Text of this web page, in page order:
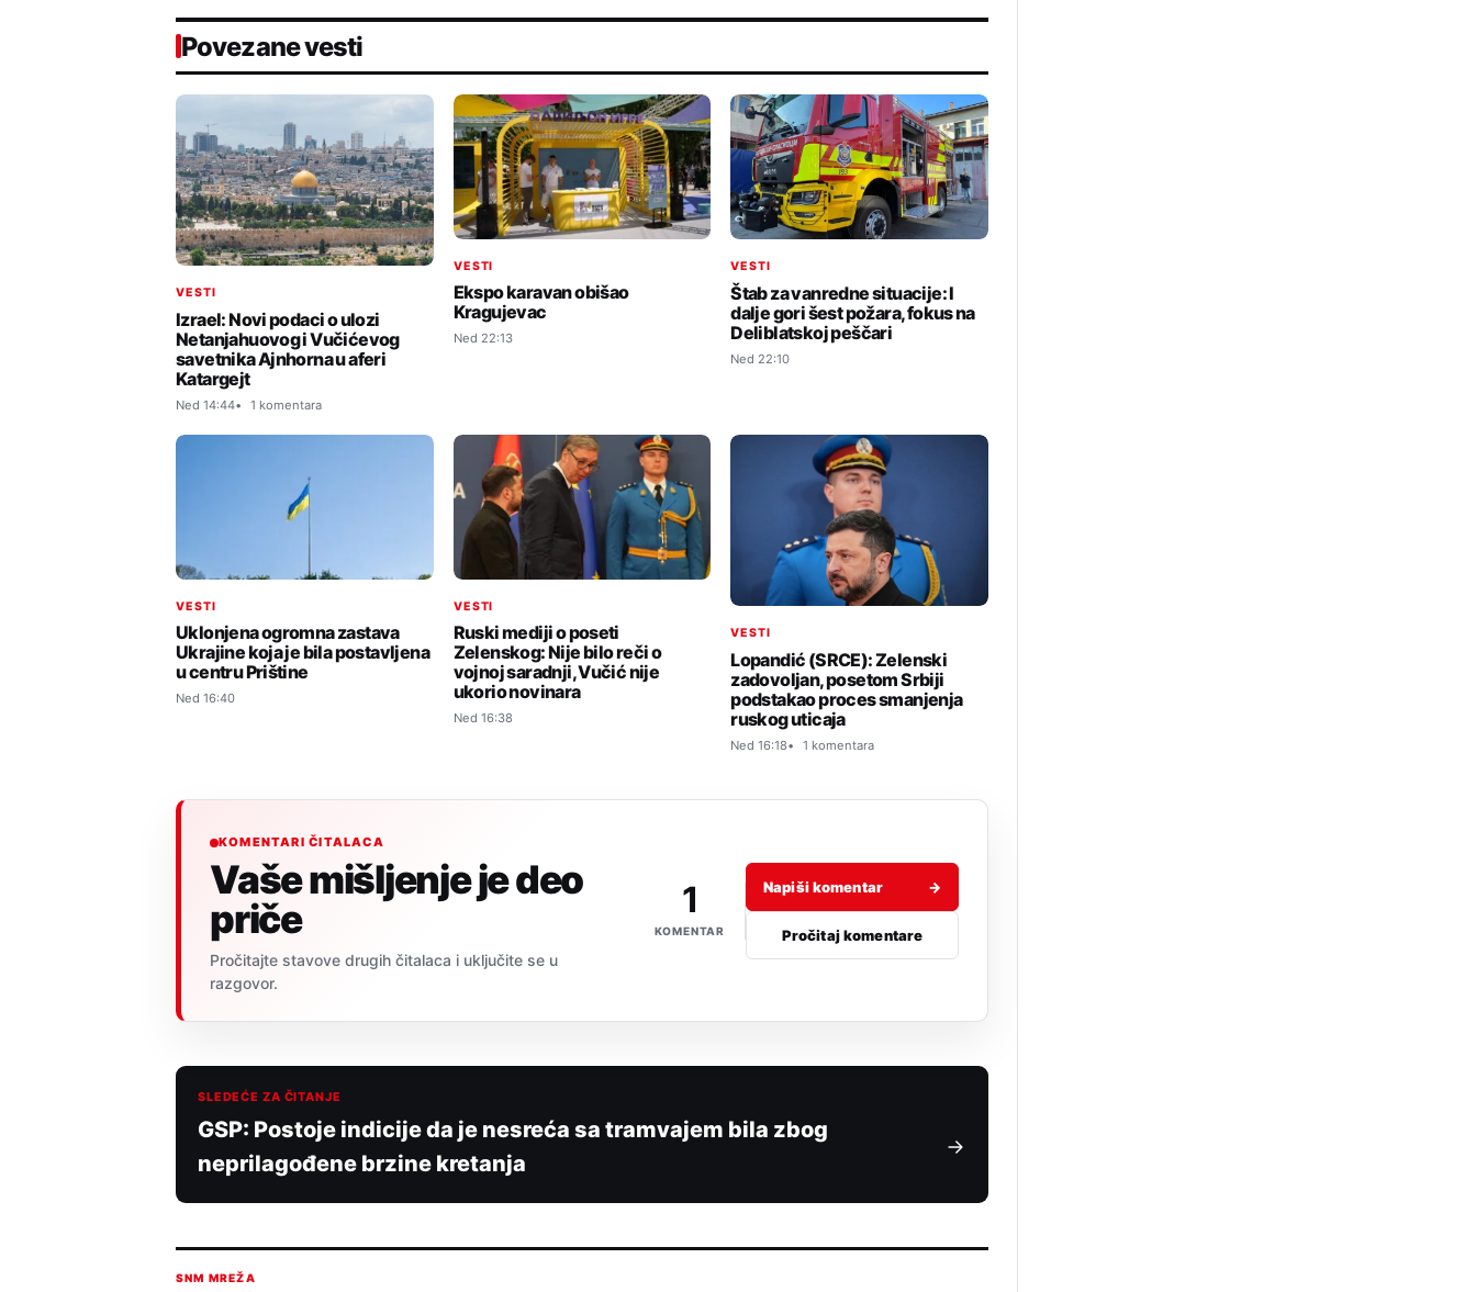
Povezane vesti
VESTI
Izrael: Novi podaci o ulozi
Netanjahuovog i Vučićevog
savetnika Ajnhorna u aferi
Katargejt
Ned 14:44 1 komentara
VESTI
Ekspo karavan obišao
Kragujevac
Ned 22:13
VESTI
Štab za vanredne situacije: I
dalje gori šest požara, fokus na
Deliblatskoj peščari
Ned 22:10
VESTI
Uklonjena ogromna zastava
Ukrajine koja je bila postavljena
u centru Prištine
Ned 16:40
VESTI
Ruski mediji o poseti
Zelenskog: Nije bilo reči o
vojnoj saradnji, Vučić nije
ukorio novinara
Ned 16:38
VESTI
Lopandić (SRCE): Zelenski
zadovoljan, posetom Srbiji
podstakao proces smanjenja
ruskog uticaja
Ned 16:18 1 komentara
KOMENTARI ČITALACA
Vaše mišljenje je deo
priče
Pročitajte stavove drugih čitalaca i uključite se u
razgovor.
1
KOMENTAR
Napiši komentar →
Pročitaj komentare
SLEDEĆE ZA ČITANJE
GSP: Postoje indicije da je nesreća sa tramvajem bila zbog
neprilagođene brzine kretanja
SNM MREŽA